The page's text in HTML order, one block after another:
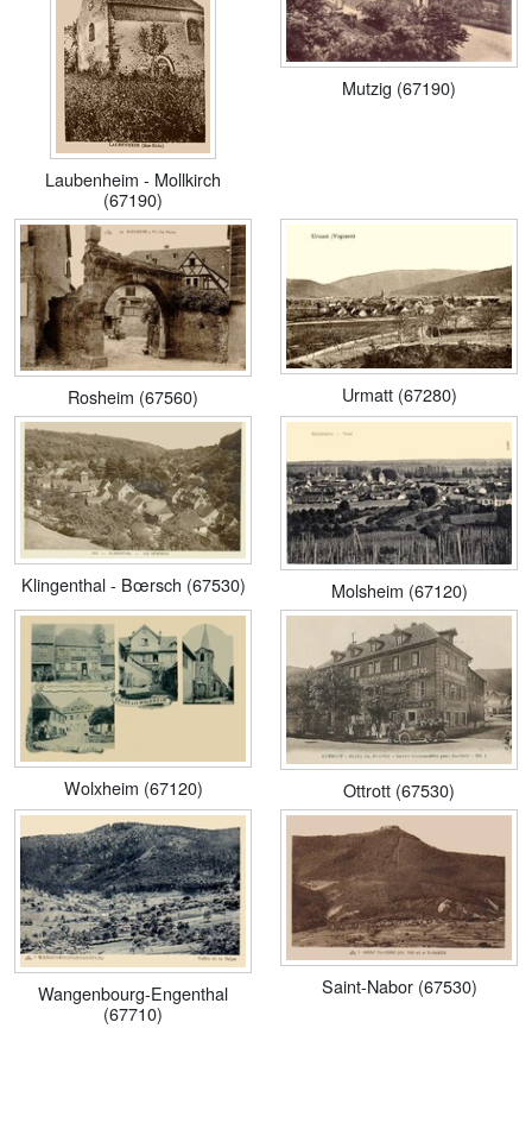
Laubenheim - Mollkirch
(67190)
Mutzig (67190)
Rosheim (67560) Urmatt (67280)
Klingenthal - Bœrsch (67530) Molsheim (67120)
Wolxheim (67120) Ottrott (67530)
Wangenbourg-Engenthal
(67710)
Saint-Nabor (67530)